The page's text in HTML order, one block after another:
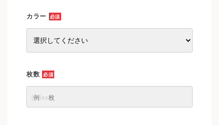
カラー 必須
枚数 必須